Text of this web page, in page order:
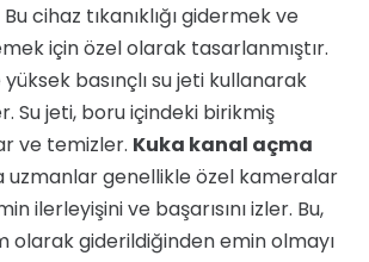
cihaz tıkanıklığı gidermek ve
için özel olarak tasarlanmıştır.
basınçlı su jeti kullanarak
Su jeti, boru içindeki birikmiş
ve temizler. Kuka kanal açma
uzmanlar genellikle özel kameralar
ilerleyişini ve başarısını izler. Bu,
olarak giderildiğinden emin olmayı